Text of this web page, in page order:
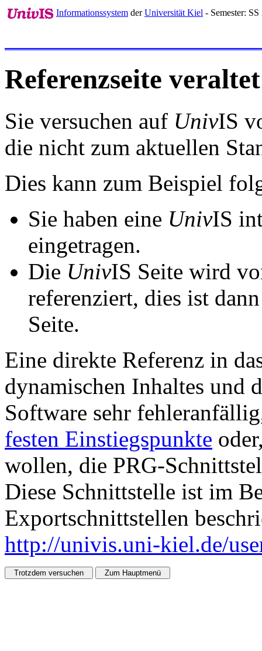
Informationssystem derUniversität Kiel - Semester: SS
Referenzseite veraltet
Sie versuchen auf UnivIS
die nicht zum aktuellen
Dies kann zum Beispiel
Sie haben eine UnivIS
eingetragen.
Die UnivIS Seite wird
referenziert, dies ist
Seite.
Eine direkte Referenz in
dynamischen Inhaltes und
Software sehr
festen Einstiegspunkte
wollen, die PRG-
Diese Schnittstelle ist im
Exportschnittstellen
http://univis.uni-kiel.de/